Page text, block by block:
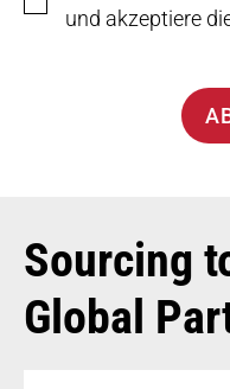
und akzeptiere
Sourcing
Global